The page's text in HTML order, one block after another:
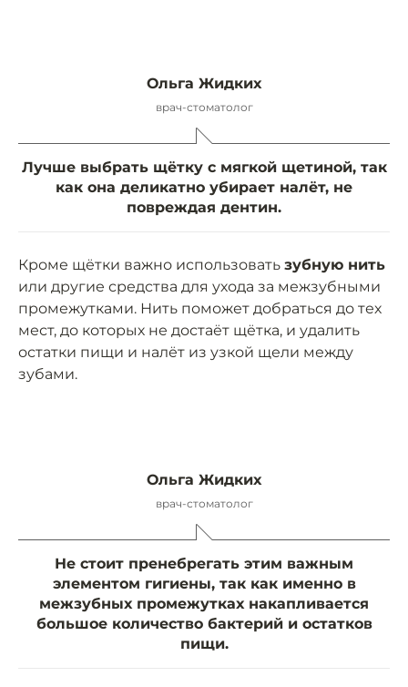
Ольга Жидких
врач-стоматолог
Лучше выбрать щётку с мягкой щетиной, так
как она деликатно убирает налёт, не
повреждая дентин.
Кроме щётки важно использовать зубную нить
или другие средства для ухода за межзубными
промежутками. Нить поможет добраться до тех
мест, до которых не достаёт щётка, и удалить
остатки пищи и налёт из узкой щели между
зубами.
Ольга Жидких
врач-стоматолог
Не стоит пренебрегать этим важным
элементом гигиены, так как именно в
межзубных промежутках накапливается
большое количество бактерий и остатков
пищи.